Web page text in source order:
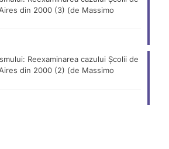
din 2000 (3) (de Massimo
Reexaminarea cazului Școlii de
din 2000 (2) (de Massimo